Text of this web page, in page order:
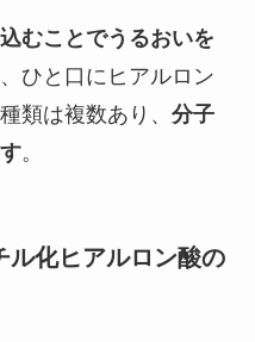
むことでうるおいを
ひと口にヒアルロン
類は複数あり、 分子
。
ル化ヒアルロン酸の